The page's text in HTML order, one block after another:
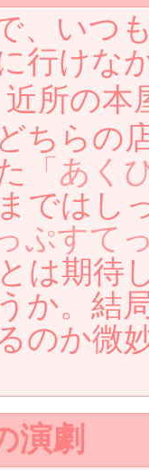
、いつ
行けな
近所の本
ちらの
「あく
まではし
ぷすて
は期待
か。結
のか微
演劇